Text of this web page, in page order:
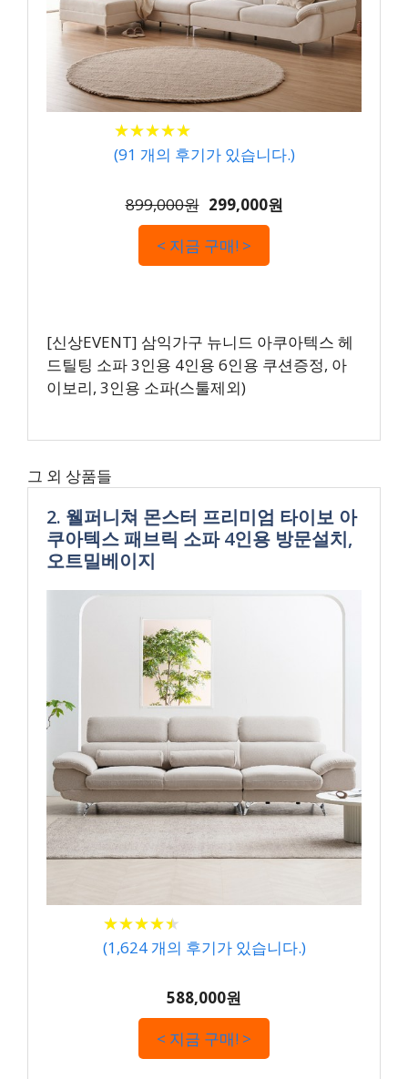
★★★★★
★★★★★
(91 개의 후기가 있습니다.)
899,000원 299,000원
< 지금 구매! >
[신상EVENT] 삼익가구 뉴니드 아쿠아텍스 헤
드틸팅 소파 3인용 4인용 6인용 쿠션증정, 아
이보리, 3인용 소파(스툴제외)
그 외 상품들
2. 웰퍼니쳐 몬스터 프리미엄 타이보 아
쿠아텍스 패브릭 소파 4인용 방문설치,
오트밀베이지
★★★★★
★★★★★
(1,624개의 후기가 있습니다.)
588,000원
< 지금 구매! >